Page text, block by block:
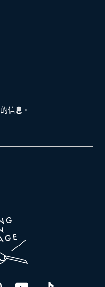
信息。